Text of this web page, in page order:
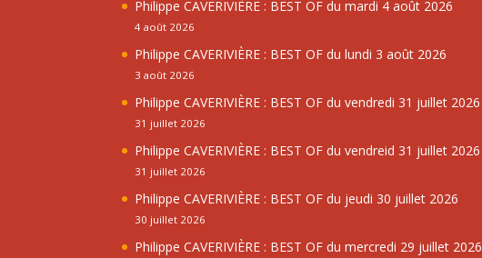
Philippe CAVERIVIÈRE : BEST OF du mardi 4 août 2026
4 août 2026
Philippe CAVERIVIÈRE : BEST OF du lundi 3 août 2026
3 août 2026
Philippe CAVERIVIÈRE : BEST OF du vendredi 31 juillet 2026
31 juillet 2026
Philippe CAVERIVIÈRE : BEST OF du vendreid 31 juillet 2026
31 juillet 2026
Philippe CAVERIVIÈRE : BEST OF du jeudi 30 juillet 2026
30 juillet 2026
Philippe CAVERIVIÈRE : BEST OF du mercredi 29 juillet 2026